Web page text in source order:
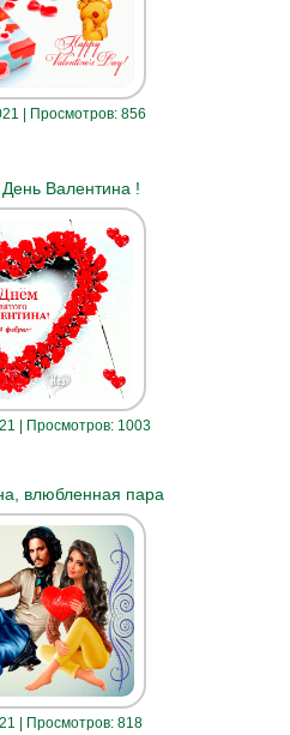
| Просмотров: 856
Валентина !
| Просмотров: 1003
влюбленная пара
| Просмотров: 818